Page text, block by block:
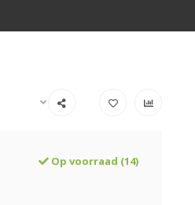
Op voorraad (14)